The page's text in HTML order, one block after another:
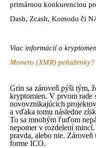
primárnou konkurenciou
Dash, Zcash, Komodo či
Viac informácií o
Monero (XMR) peňaženky?
Grin sa zároveň pýši tým,
kryptomien. V prvom rade
novovznikajúcich
a vďaka tomu následne
To sa mnohým ľuďom
nepomer v rozdelení
pravda, alebo nie. Zároveň
forme ICO.